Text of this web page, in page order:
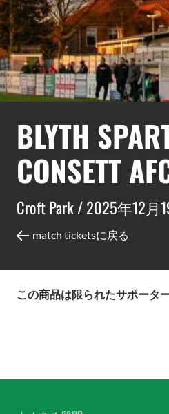
BLYTH
CONSETT
Croft Park /2025年12月
match ticketsに戻る
この商品は限られたサポータ